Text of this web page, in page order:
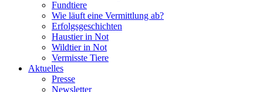
Fundtiere
Wie läuft eine Vermittlung ab?
Erfolgsgeschichten
Haustier in Not
Wildtier in Not
Vermisste Tiere
Aktuelles
Presse
Newsletter